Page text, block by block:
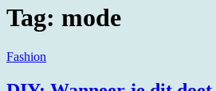
Tag: mode
Fashion